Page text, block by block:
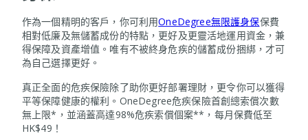
作為一個精明的客戶，你可利用OneDegree無限護身保保費
相對低廉及無儲蓄成份的特點，更好及更靈活地運用資金，兼
得保障及資產增值。唯有不被終身危疾的儲蓄成份捆綁，才可
為自己選擇更好。
真正全面的危疾保險除了助你更好部署理財，更令你可以獲得
平等保障健康的權利。OneDegree危疾保險首創總索償次數
無上限*，並涵蓋高達98%危疾索償個案**，每月保費低至
HK$49！